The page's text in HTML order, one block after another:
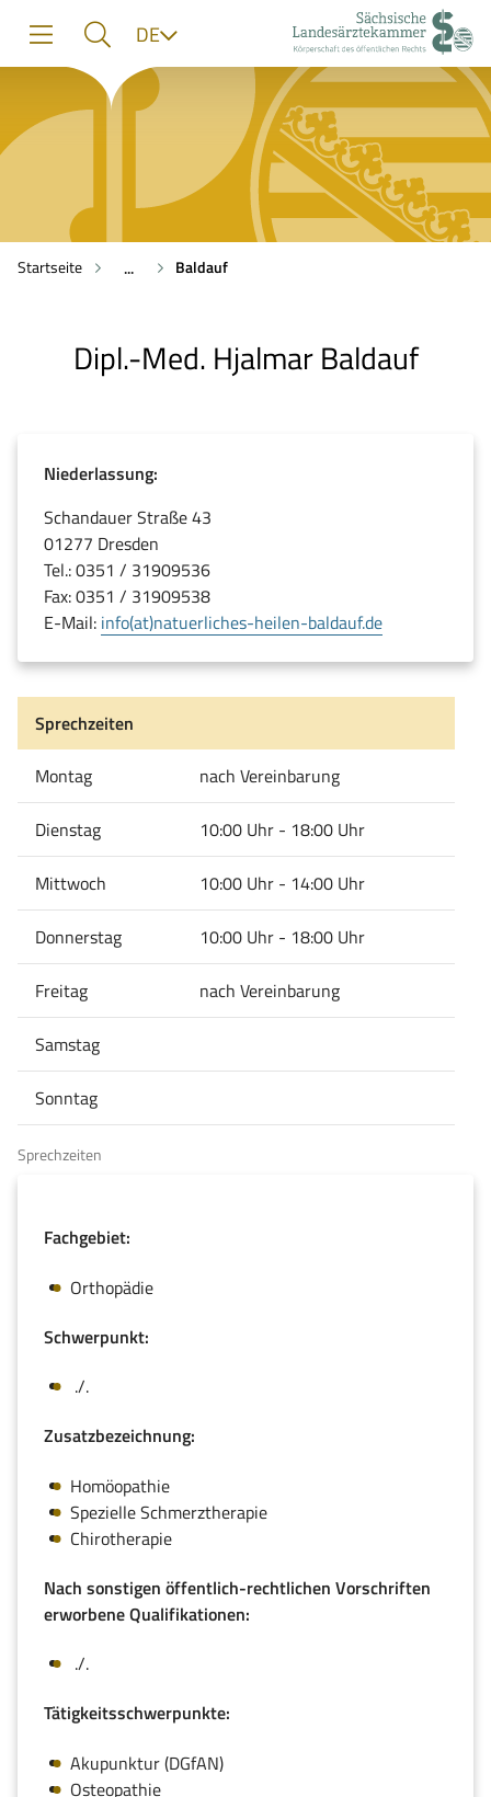
Navigation
Suche
Inhalt
DE
Startseite ... Baldauf
Dipl.-Med. Hjalmar Baldauf
Niederlassung:
Schandauer Straße 43
01277 Dresden
Tel.: 0351 / 31909536
Fax: 0351 / 31909538
E-Mail: info(at)natuerliches-heilen-baldauf.de
Sprechzeiten
Sprechzeiten
Montag
nach Vereinbarung
Dienstag 10:00 Uhr - 18:00 Uhr
Mittwoch 10:00 Uhr - 14:00 Uhr
Donnerstag 10:00 Uhr - 18:00 Uhr
Freitag nach Vereinbarung
Samstag
Sonntag
Fachgebiet:
Orthopädie
Schwerpunkt:
./.
Zusatzbezeichnung:
Homöopathie
Spezielle Schmerztherapie
Chirotherapie
Nach sonstigen öffentlich-rechtlichen Vorschriften
erworbene Qualifikationen:
./.
Tätigkeitsschwerpunkte:
Akupunktur (DGfAN)
Osteopathie